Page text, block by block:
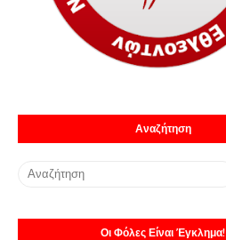
Αναζήτηση
Οι Φόλες Είναι Έγκλημα!